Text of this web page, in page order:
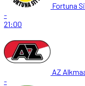
Fortuna
-
21:00
AZ
-